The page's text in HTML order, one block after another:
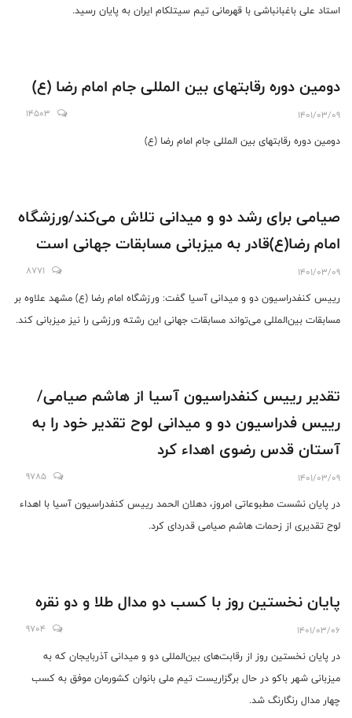
استاد علی باغبانباشی با قهرمانی تیم سیتلکام ایران به پایان رسید.
دومین دوره رقابتهای بین ‌المللی جام امام رضا (ع)
1401/03/09
14503
دومین دوره رقابتهای بین ‌المللی جام امام رضا (ع)
صیامی برای رشد دو و میدانی تلاش می‌کند/ورزشگاه
امام رضا(ع)قادر به میزبانی مسابقات جهانی است
1401/03/09
8771
رییس کنفدراسیون دو و میدانی آسیا گفت: ورزشگاه امام رضا (ع) مشهد علاوه بر
مسابقات بین‌المللی می‌تواند مسابقات جهانی این رشته ورزشی را نیز میزبانی کند.
تقدیر رییس کنفدراسیون آسیا از هاشم صیامی/
رییس فدراسیون دو و میدانی لوح تقدیر خود را به
آستان قدس رضوی اهداء کرد
1401/03/09
9785
در پایان نشست مطبوعاتی امروز، دهلان الحمد رییس کنفدراسیون آسیا با اهداء
لوح تقدیری از زحمات هاشم صیامی قدردای کرد.
پایان نخستین روز با کسب دو مدال طلا و دو نقره
1401/03/06
9704
در پایان نخستین روز از رقابت‌های بین‌المللی دو و میدانی آذربایجان که به
میزبانی شهر باکو در حال برگزاریست تیم ملی بانوان کشورمان موفق به کسب
چهار مدال رنگارنگ شد.